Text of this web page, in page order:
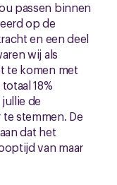
passen binnen
op de
en een deel
wij als
te komen met
18%
de
stemmen. De
dat het
van maar